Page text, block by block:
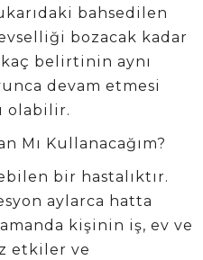
bahsedilen
bozacak kadar
belirtinin aynı
devam etmesi
olabilir.
Mı Kullanacağım?
bir hastalıktır.
aylarca hatta
kişinin iş, ev ve
etkiler ve